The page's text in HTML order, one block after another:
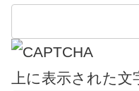
上に表示された